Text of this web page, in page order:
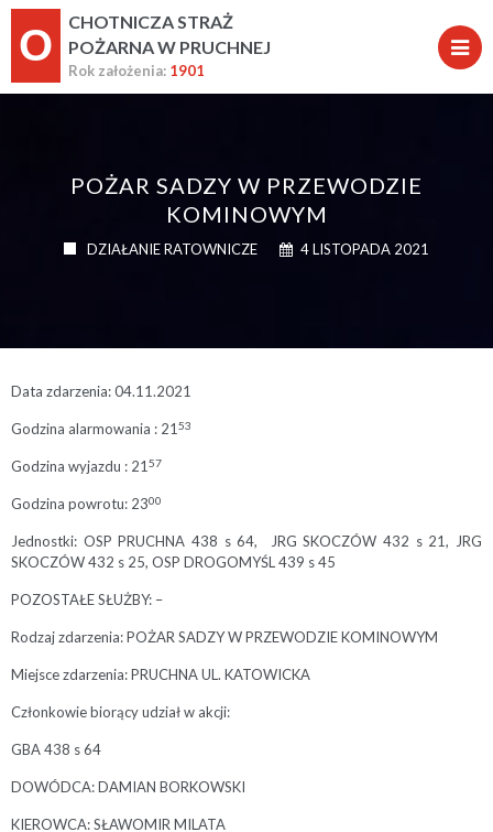
O
CHOTNICZA STRAŻ
POŻARNA W PRUCHNEJ
Rok założenia: 1901
POŻAR SADZY W PRZEWODZIE
KOMINOWYM
DZIAŁANIE RATOWNICZE 4 LISTOPADA 2021
Data zdarzenia: 04.11.2021
Godzina alarmowania : 21 53
Godzina wyjazdu : 21 57
Godzina powrotu: 2300
Jednostki: OSP PRUCHNA 438 s 64, JRG SKOCZÓW 432 s 21, JRG
SKOCZÓW 432 s 25, OSP DROGOMYŚL 439 s 45
POZOSTAŁE SŁUŻBY: –
Rodzaj zdarzenia: POŻAR SADZY W PRZEWODZIE KOMINOWYM
Miejsce zdarzenia: PRUCHNA UL. KATOWICKA
Członkowie biorący udział w akcji:
GBA 438 s 64
DOWÓDCA: DAMIAN BORKOWSKI
KIEROWCA: SŁAWOMIR MILATA